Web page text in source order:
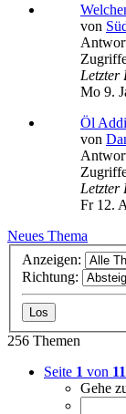
von
Letzter
Mo 9.
Öl
von
Letzter
Fr 12.
Neues Thema
Anzeigen:
Richtung:
256 Themen
Seite 1 von 11
Gehe